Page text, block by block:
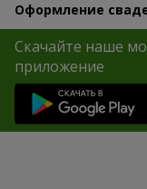
Оформление
Скачайте наше
приложение